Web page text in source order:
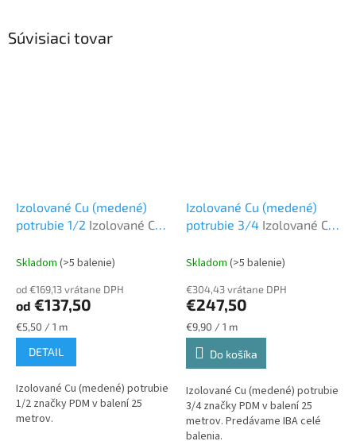
Súvisiaci tovar
Izolované Cu (medené)
potrubie 1/2 Izolované CU
Skladom (>5 balenie)
od €169,13 vrátane DPH
od €137,50
Jednotková
cena:
€5,50 / 1 m
DETAIL
Izolované Cu (medené) potrubie
1/2 značky PDM v balení 25
metrov.
Izolované Cu (medené)
potrubie 3/4 Izolované CU
Skladom (>5 balenie)
€304,43 vrátane DPH
€247,50
Jednotková
cena:
€9,90 / 1 m
Do košíka
Izolované Cu (medené) potrubie
3/4 značky PDM v balení 25
metrov. Predávame IBA celé
balenia.